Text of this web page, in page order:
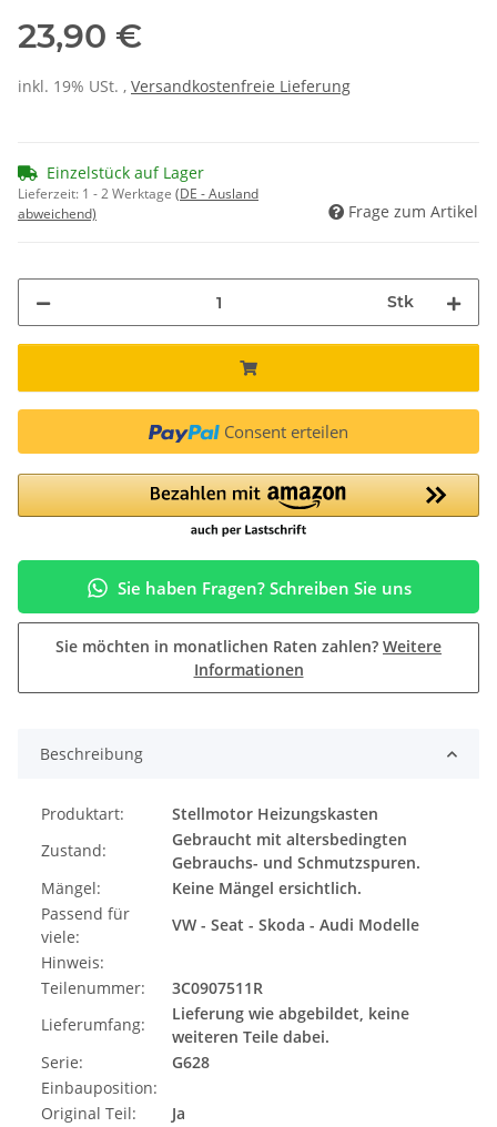
23,90 €
inkl. 19% USt. , Versandkostenfreie Lieferung
Einzelstück auf Lager
Lieferzeit: 1 - 2 Werktage (DE - Ausland
abweichend)
Frage zum Artikel
Stk
Consent erteilen
Sie haben Fragen? Schreiben Sie uns
Sie möchten in monatlichen Raten zahlen? Weitere
Informationen
Beschreibung
Produktart:
Stellmotor Heizungskasten
Zustand:
Gebraucht mit altersbedingten
Gebrauchs- und Schmutzspuren.
Mängel:
Keine Mängel ersichtlich.
Passend für
viele:
VW - Seat - Skoda - Audi Modelle
Hinweis:
Teilenummer:
3C0907511R
Lieferumfang:
Lieferung wie abgebildet, keine
weiteren Teile dabei.
Serie:
G628
Einbauposition:
Original Teil:
Ja